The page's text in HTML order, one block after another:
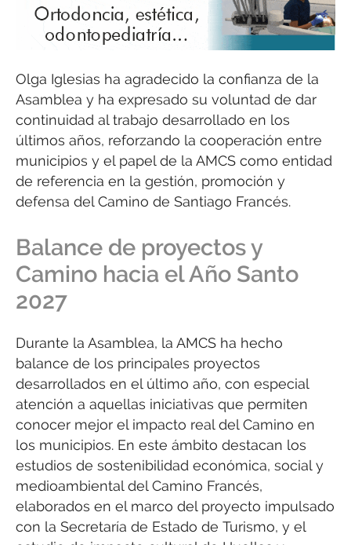
Olga Iglesias ha agradecido la confianza de la
Asamblea y ha expresado su voluntad de dar
continuidad al trabajo desarrollado en los
últimos años, reforzando la cooperación entre
municipios y el papel de la AMCS como entidad
de referencia en la gestión, promoción y
defensa del Camino de Santiago Francés.
Balance de proyectos y
Camino hacia el Año Santo
2027
Durante la Asamblea, la AMCS ha hecho
balance de los principales proyectos
desarrollados en el último año, con especial
atención a aquellas iniciativas que permiten
conocer mejor el impacto real del Camino en
los municipios. En este ámbito destacan los
estudios de sostenibilidad económica, social y
medioambiental del Camino Francés,
elaborados en el marco del proyecto impulsado
con la Secretaría de Estado de Turismo, y el